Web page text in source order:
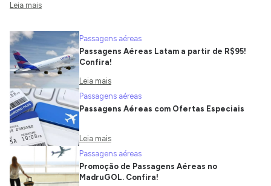
Leia mais
Passagens aéreas
Passagens Aéreas Latam a partir de R$95!
Confira!
Leia mais
Passagens aéreas
Passagens Aéreas com Ofertas Especiais
Leia mais
Passagens aéreas
Promoção de Passagens Aéreas no
MadruGOL. Confira!